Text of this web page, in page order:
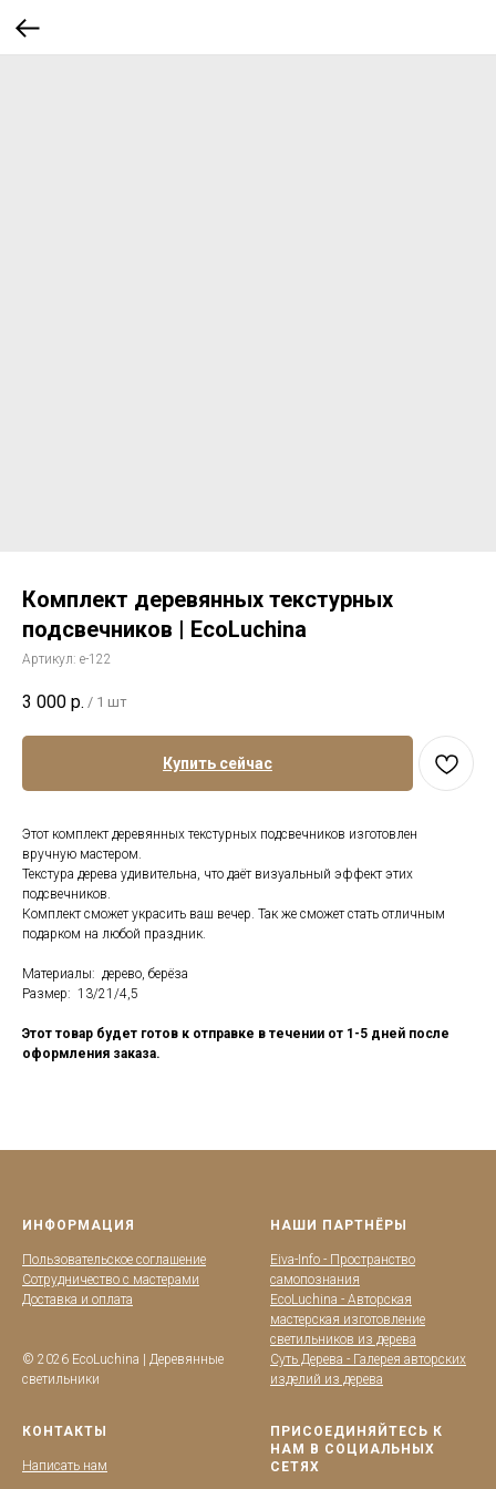
Комплект деревянных текстурных
подсвечников | EcoLuchina
Артикул: е-122
3 000 р. / 1 шт
Купить сейчас
Этот комплект деревянных текстурных подсвечников изготовлен
вручную мастером.
Текстура дерева удивительна, что даёт визуальный эффект этих
подсвечников.
Комплект сможет украсить ваш вечер. Так же сможет стать отличным
подарком на любой праздник.
Материалы: дерево, берёза
Размер: 13/21/4,5
Этот товар будет готов к отправке в течении от 1-5 дней после
оформления заказа.
ИНФОРМАЦИЯ
Пользовательское соглашение
Сотрудничество с мастерами
Доставка и оплата
© 2026 EcoLuchina | Деревянные
светильники
НАШИ ПАРТНЁРЫ
Eiva-Info - Пространство
самопознания
EcoLuchina - Авторская
мастерская изготовление
светильников из дерева
Суть Дерева - Галерея авторских
изделий из дерева
КОНТАКТЫ
Написать нам
ПРИСОЕДИНЯЙТЕСЬ К
НАМ В СОЦИАЛЬНЫХ
СЕТЯХ